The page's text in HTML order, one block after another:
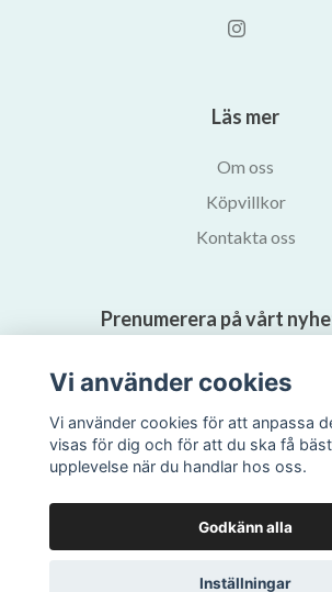
Läs mer
Om oss
Köpvillkor
Kontakta oss
Prenumerera på vårt
Vi använder cookies
Vi använder cookies för att anpassa
visas för dig och för att du ska få
upplevelse när du handlar hos oss.
Godkänn alla
Inställningar